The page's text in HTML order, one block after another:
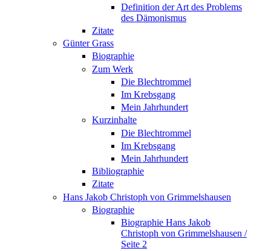
Definition der Art des Problems
des Dämonismus
Zitate
Günter Grass
Biographie
Zum Werk
Die Blechtrommel
Im Krebsgang
Mein Jahrhundert
Kurzinhalte
Die Blechtrommel
Im Krebsgang
Mein Jahrhundert
Bibliographie
Zitate
Hans Jakob Christoph von Grimmelshausen
Biographie
Biographie Hans Jakob
Christoph von Grimmelshausen /
Seite 2